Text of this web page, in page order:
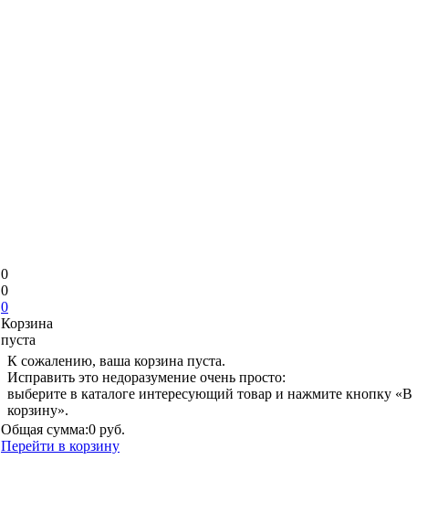
0
0
0
Корзина
пуста
К сожалению, ваша корзина пуста.
Исправить это недоразумение очень просто:
выберите в каталоге интересующий товар и нажмите кнопку «В
корзину».
Общая сумма:0 руб.
Перейти в корзину